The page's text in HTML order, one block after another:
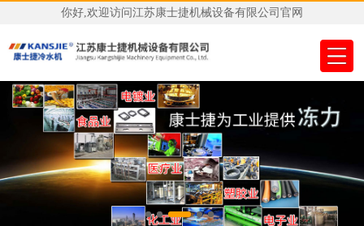
你好,欢迎访问江苏康士捷机械设备有限公司官网